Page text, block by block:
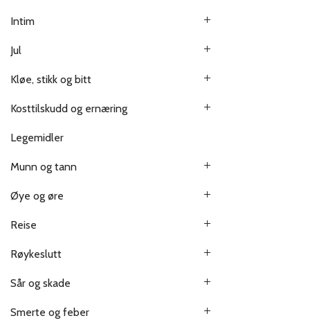
Intim
Jul
Kløe, stikk og bitt
Kosttilskudd og ernæring
Legemidler
Munn og tann
Øye og øre
Reise
Røykeslutt
Sår og skade
Smerte og feber